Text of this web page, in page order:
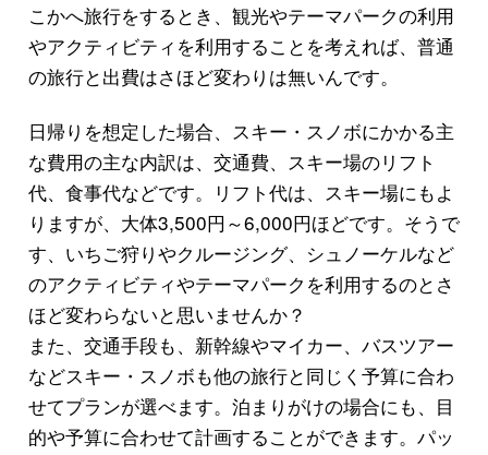
こかへ旅行をするとき、観光やテーマパークの利用
やアクティビティを利用することを考えれば、普通
の旅行と出費はさほど変わりは無いんです。
日帰りを想定した場合、スキー・スノボにかかる主
な費用の主な内訳は、交通費、スキー場のリフト
代、食事代などです。リフト代は、スキー場にもよ
りますが、大体3,500円～6,000円ほどです。そうで
す、いちご狩りやクルージング、シュノーケルなど
のアクティビティやテーマパークを利用するのとさ
ほど変わらないと思いませんか？
また、交通手段も、新幹線やマイカー、バスツアー
などスキー・スノボも他の旅行と同じく予算に合わ
せてプランが選べます。泊まりがけの場合にも、目
的や予算に合わせて計画することができます。パッ